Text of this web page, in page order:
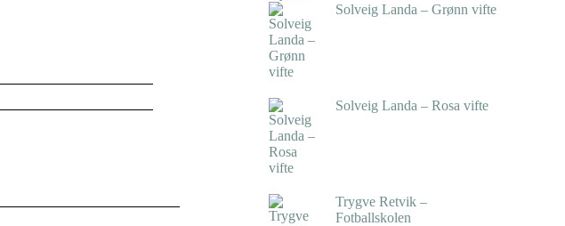
Solveig Landa – Grønn vifte
Solveig Landa – Rosa vifte
Trygve Retvik –
Fotballskolen